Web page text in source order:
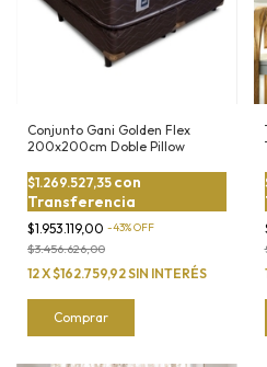
Conjunto Gani Golden Flex
200x200cm Doble Pillow
$1.953.119,00 -43%OFF
$3.456.626,00
$1.269.527,35 con
Transferencia
12X$162.759,92SIN INTERÉS
Comprar